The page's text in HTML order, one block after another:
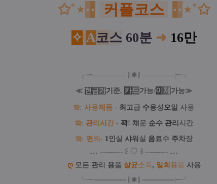
✩˚⋆·· 커플코스 ··⋆˚✩
✧ A코스 60분 ➜ 16만
╭╼|═══════ ✱ ═══════|╾╮
≪ 현 금가기 준, 카드 가능/이 체 가능≫
ఇ: 사용제 품 - 최 고 급 수용성 오 일 사용
ఇ: 관리 시 간 - 꽉! 채 운 순수 관리 시간
ఇ: 편 의 - 1 인 실 샤워 실 음료 수 주차장
… --------- ꒰ ♡ ꒱ --------- …
ღ 모 든 관리 용품 살균소독, 일 회 용품 사용
╰╼|═══════ ✱ ═══════|╾╯